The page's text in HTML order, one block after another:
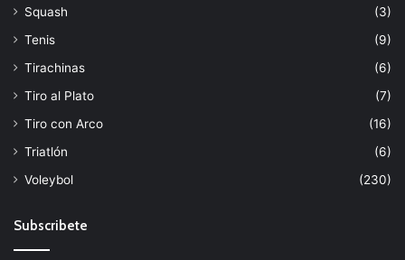
Squash
(3)
Tenis
(9)
Tirachinas
(6)
Tiro al Plato
(7)
Tiro con Arco
(16)
Triatlón
(6)
Voleybol
(230)
Subscribete